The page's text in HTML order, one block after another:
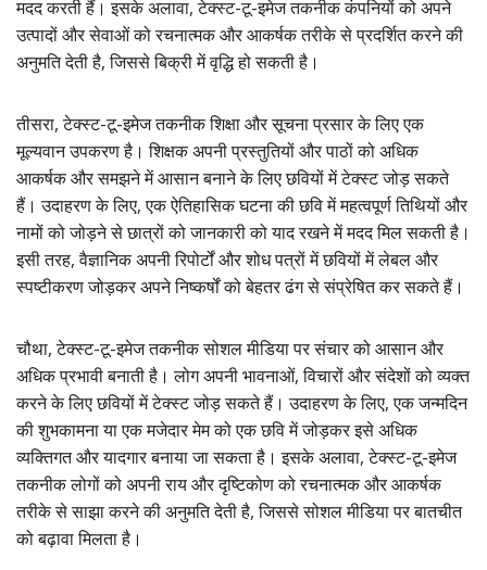
मदद करती हैं। इसके अलावा, टेक्स्ट-टू-इमेज तकनीक कंपनियों को अपने
उत्पादों और सेवाओं को रचनात्मक और आकर्षक तरीके से प्रदर्शित करने की
अनुमति देती है, जिससे बिक्री में वृद्धि हो सकती है।
तीसरा, टेक्स्ट-टू-इमेज तकनीक शिक्षा और सूचना प्रसार के लिए एक
मूल्यवान उपकरण है। शिक्षक अपनी प्रस्तुतियों और पाठों को अधिक
आकर्षक और समझने में आसान बनाने के लिए छवियों में टेक्स्ट जोड़ सकते
हैं। उदाहरण के लिए, एक ऐतिहासिक घटना की छवि में महत्वपूर्ण तिथियों और
नामों को जोड़ने से छात्रों को जानकारी को याद रखने में मदद मिल सकती है।
इसी तरह, वैज्ञानिक अपनी रिपोर्टों और शोध पत्रों में छवियों में लेबल और
स्पष्टीकरण जोड़कर अपने निष्कर्षों को बेहतर ढंग से संप्रेषित कर सकते हैं।
चौथा, टेक्स्ट-टू-इमेज तकनीक सोशल मीडिया पर संचार को आसान और
अधिक प्रभावी बनाती है। लोग अपनी भावनाओं, विचारों और संदेशों को व्यक्त
करने के लिए छवियों में टेक्स्ट जोड़ सकते हैं। उदाहरण के लिए, एक जन्मदिन
की शुभकामना या एक मजेदार मेम को एक छवि में जोड़कर इसे अधिक
व्यक्तिगत और यादगार बनाया जा सकता है। इसके अलावा, टेक्स्ट-टू-इमेज
तकनीक लोगों को अपनी राय और दृष्टिकोण को रचनात्मक और आकर्षक
तरीके से साझा करने की अनुमति देती है, जिससे सोशल मीडिया पर बातचीत
को बढ़ावा मिलता है।